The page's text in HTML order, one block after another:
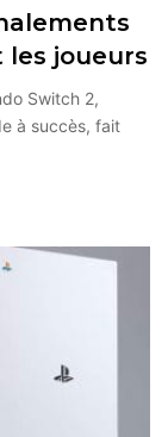
joueurs
Switch 2,
à succès, fait